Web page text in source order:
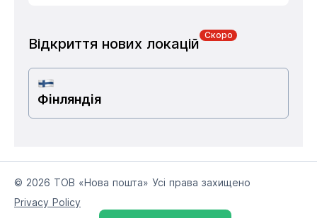
Відкриття нових локацій
Скоро
Фінляндія
© 2026 ТОВ «Нова пошта» Усі права захищено
Privacy Policy